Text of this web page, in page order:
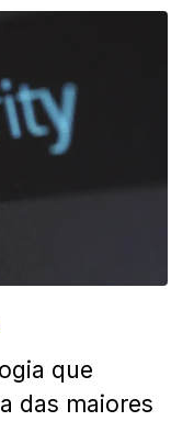
que
das maiores